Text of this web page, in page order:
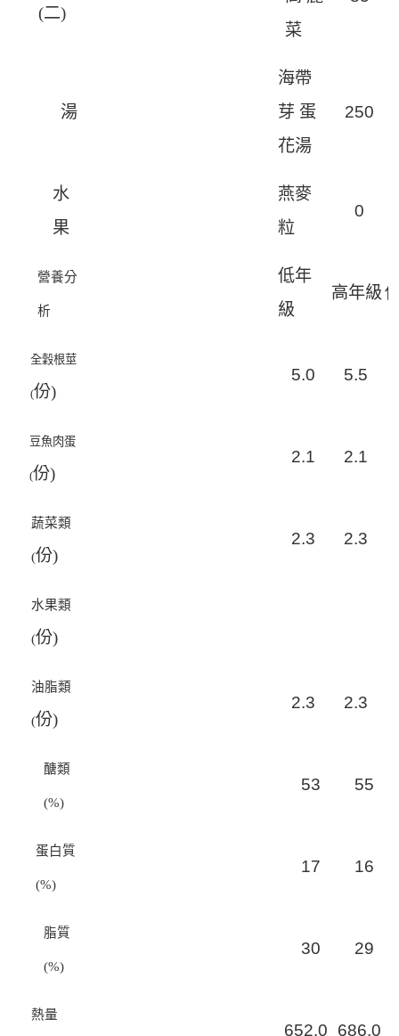
(二)
菜
湯
海帶
芽 蛋
花湯
250
水
果
燕麥
粒
0
營養分
析
低年
級
高年級
全穀根莖
(份)
5.0 5.5
豆魚肉蛋
(份)
2.1 2.1
蔬菜類
(份)
2.3 2.3
水果類
(份)
油脂類
(份)
2.3 2.3
醣類
(%)
53 55
蛋白質
(%)
17 16
脂質
(%)
30 29
熱量
652.0 686.0